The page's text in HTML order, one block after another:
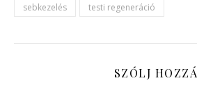
sebkezelés
testi regeneráció
SZÓLJ HOZZÁ